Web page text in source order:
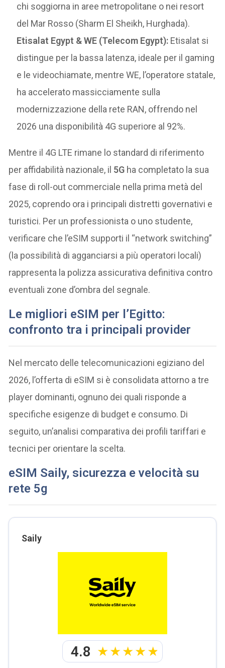
chi soggiorna in aree metropolitane o nei resort
del Mar Rosso (Sharm El Sheikh, Hurghada).
Etisalat Egypt & WE (Telecom Egypt): Etisalat si
distingue per la bassa latenza, ideale per il gaming
e le videochiamate, mentre WE, l’operatore statale,
ha accelerato massicciamente sulla
modernizzazione della rete RAN, offrendo nel
2026 una disponibilità 4G superiore al 92%.
Mentre il 4G LTE rimane lo standard di riferimento
per affidabilità nazionale, il 5G ha completato la sua
fase di roll-out commerciale nella prima metà del
2025, coprendo ora i principali distretti governativi e
turistici. Per un professionista o uno studente,
verificare che l’eSIM supporti il “network switching”
(la possibilità di agganciarsi a più operatori locali)
rappresenta la polizza assicurativa definitiva contro
eventuali zone d’ombra del segnale.
Le migliori eSIM per l’Egitto:
confronto tra i principali provider
Nel mercato delle telecomunicazioni egiziano del
2026, l’offerta di eSIM si è consolidata attorno a tre
player dominanti, ognuno dei quali risponde a
specifiche esigenze di budget e consumo. Di
seguito, un’analisi comparativa dei profili tariffari e
tecnici per orientare la scelta.
eSIM Saily, sicurezza e velocità su
rete 5g
Saily
4.8